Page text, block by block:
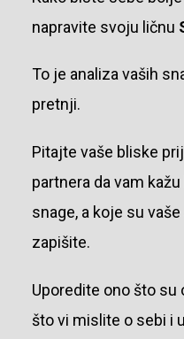
napravite svoju ličnu
To je analiza vaših
pretnji.
Pitajte vaše bliske
partnera da vam
snage, a koje su
zapišite.
Uporedite ono što su
što vi mislite o sebi i